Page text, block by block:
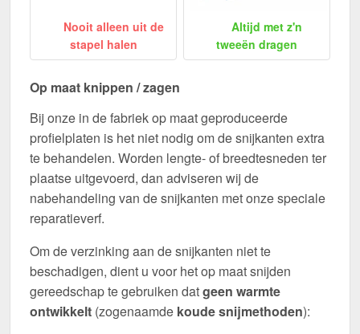
Nooit alleen uit de
stapel halen
Altijd met z'n
tweeën dragen
Op maat knippen / zagen
Bij onze in de fabriek op maat geproduceerde
profielplaten is het niet nodig om de snijkanten extra
te behandelen. Worden lengte- of breedtesneden ter
plaatse uitgevoerd, dan adviseren wij de
nabehandeling van de snijkanten met onze speciale
reparatieverf.
Om de verzinking aan de snijkanten niet te
beschadigen, dient u voor het op maat snijden
gereedschap te gebruiken datgeen warmte
ontwikkelt (zogenaamde koude snijmethoden):